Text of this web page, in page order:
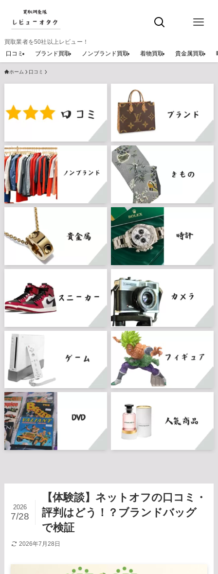
買取業者を50社以上レビュー！
口コミ
ブランド買取 ノンブランド買取 着物買取 貴金属買取
ホーム 口コミ
【体験談】ネットオフの口コミ・
評判はどう！？ブランドバッグ
で検証
2026
7/28
2026年7月28日